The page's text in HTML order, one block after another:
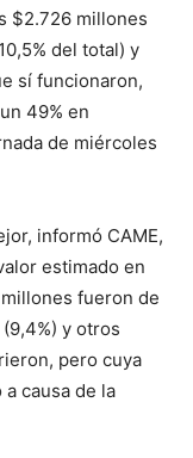
$2.726 millones
del total) y
sí funcionaron,
49% en
de miércoles
informó CAME,
estimado en
fueron de
y otros
pero cuya
causa de la